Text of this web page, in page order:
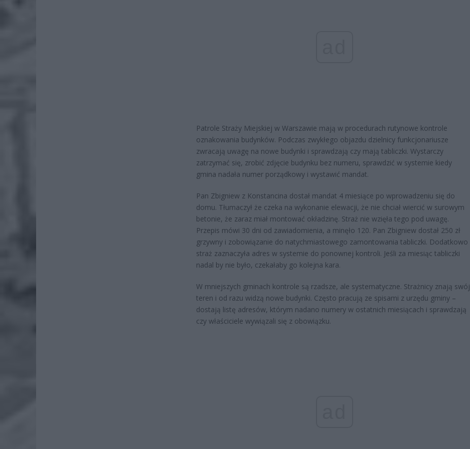
Patrole Straży Miejskiej w Warszawie mają w procedurach rutynowe kontrole
oznakowania budynków. Podczas zwykłego objazdu dzielnicy funkcjonariusze
zwracają uwagę na nowe budynki i sprawdzają czy mają tabliczki. Wystarczy
zatrzymać się, zrobić zdjęcie budynku bez numeru, sprawdzić w systemie kiedy
gmina nadała numer porządkowy i wystawić mandat.
Pan Zbigniew z Konstancina dostał mandat 4 miesiące po wprowadzeniu się do
domu. Tłumaczył że czeka na wykonanie elewacji, że nie chciał wiercić w surowym
betonie, że zaraz miał montować okładzinę. Straż nie wzięła tego pod uwagę.
Przepis mówi 30 dni od zawiadomienia, a minęło 120. Pan Zbigniew dostał 250 zł
grzywny i zobowiązanie do natychmiastowego zamontowania tabliczki. Dodatkowo
straż zaznaczyła adres w systemie do ponownej kontroli. Jeśli za miesiąc tabliczki
nadal by nie było, czekałaby go kolejna kara.
W mniejszych gminach kontrole są rzadsze, ale systematyczne. Strażnicy znają swój
teren i od razu widzą nowe budynki. Często pracują ze spisami z urzędu gminy –
dostają listę adresów, którym nadano numery w ostatnich miesiącach i sprawdzają
czy właściciele wywiązali się z obowiązku.